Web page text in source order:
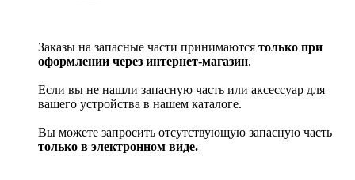
Заказы на запасные части принимаются только при
оформлении через интернет-магазин.
Если вы не нашли запасную часть или аксессуар для
вашего устройства в нашем каталоге.
Вы можете запросить отсутствующую запасную часть
только в электронном виде.